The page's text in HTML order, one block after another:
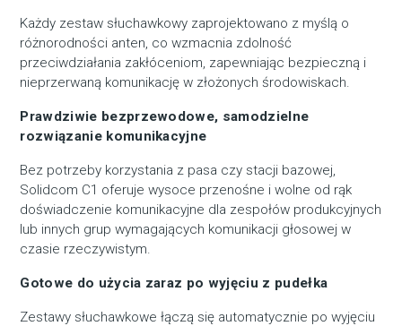
Każdy zestaw słuchawkowy zaprojektowano z myślą o
różnorodności anten, co wzmacnia zdolność
przeciwdziałania zakłóceniom, zapewniając bezpieczną i
nieprzerwaną komunikację w złożonych środowiskach.
Prawdziwie bezprzewodowe, samodzielne
rozwiązanie komunikacyjne
Bez potrzeby korzystania z pasa czy stacji bazowej,
Solidcom C1 oferuje wysoce przenośne i wolne od rąk
doświadczenie komunikacyjne dla zespołów produkcyjnych
lub innych grup wymagających komunikacji głosowej w
czasie rzeczywistym.
Gotowe do użycia zaraz po wyjęciu z pudełka
Zestawy słuchawkowe łączą się automatycznie po wyjęciu